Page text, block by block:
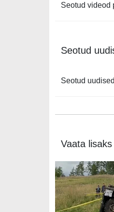
Seotud videod
Seotud
Seotud
Vaata lisaks